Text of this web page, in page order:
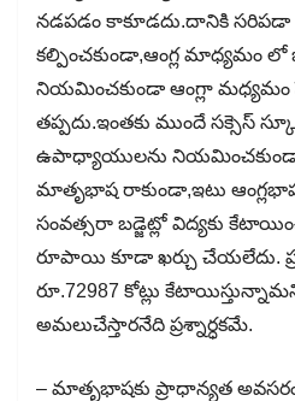
నడపడం కాకూడదు.దానికి
కల్పించకుండా,ఆంగ్ల మాధ్యమం
నియమించకుండా ఆంగ్లా మధ్యమం
తప్పదు.ఇంతకు ముందే సక్సెస్
ఉపాధ్యాయులను నియమించకుండా
మాతృభాష రాకుండా,ఇటు
సంవత్సరా బడ్జెట్లో విద్యకు
రూపాయి కూడా ఖర్చు చేయలేదు.
రూ.72987 కోట్లు
అమలుచేస్తారనేది ప్రశ్నార్ధకమే.
– మాతృభాషకు ప్రాధాన్యత